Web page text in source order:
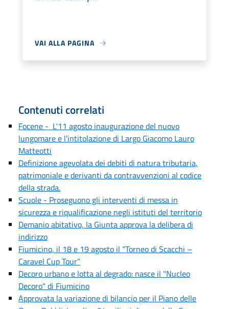
VAI ALLA PAGINA
Contenuti correlati
Focene - L'11 agosto inaugurazione del nuovo
lungomare e l’intitolazione di Largo Giacomo Lauro
Matteotti
Definizione agevolata dei debiti di natura tributaria,
patrimoniale e derivanti da contravvenzioni al codice
della strada.
Scuole - Proseguono gli interventi di messa in
sicurezza e riqualificazione negli istituti del territorio
Demanio abitativo, la Giunta approva la delibera di
indirizzo
Fiumicino, il 18 e 19 agosto il “Torneo di Scacchi –
Caravel Cup Tour”
Decoro urbano e lotta al degrado: nasce il "Nucleo
Decoro" di Fiumicino
Approvata la variazione di bilancio per il Piano delle